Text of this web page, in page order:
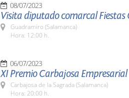
08/07/2023
Visita diputado comarcal
Guadramiro (Salamanca)
Hora: 12:00 h.
06/07/2023
XI Premio Carbajosa Empresarial
Carbajosa de la Sagrada (Salamanca)
Hora: 20:00 h.